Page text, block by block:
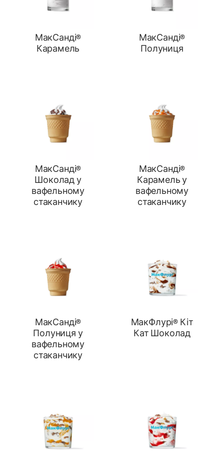
МакСанді®
Карамель
МакСанді®
Полуниця
МакСанді®
Шоколад у
вафельному
стаканчику
МакСанді®
Карамель у
вафельному
стаканчику
МакСанді®
Полуниця у
вафельному
стаканчику
МакФлурі® Кіт
Кат Шоколад